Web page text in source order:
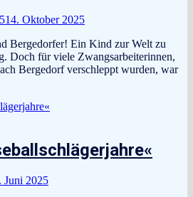
14. Oktober 2025
Bergedorfer! Ein Kind zur Welt zu
Doch für viele Zwangsarbeiterinnen,
Bergedorf verschleppt wurden, war
Juni 2025